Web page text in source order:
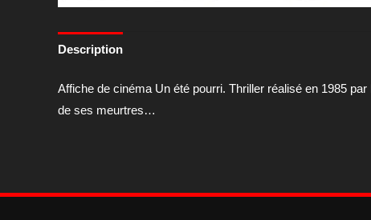
Description
Affiche de cinéma Un été pourri. Thriller réalisé en 1985
de ses meurtres…